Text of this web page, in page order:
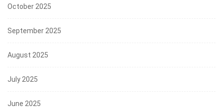
October 2025
September 2025
August 2025
July 2025
June 2025